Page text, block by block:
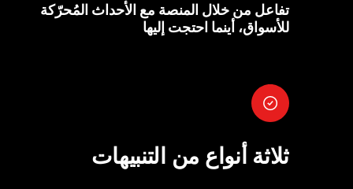
تفاعل من خلال المنصة مع الأحداث المُحرّكة
للأسواق، أينما احتجت إليها
ثلاثة أنواع من التنبيهات